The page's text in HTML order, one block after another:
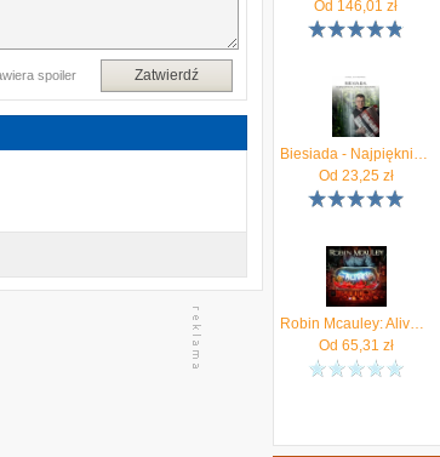
Zatwierdź
spoiler
Od 146,01 zł
Biesiada - Najpiękniejsze utwory biesiadne
Od 23,25zł
Robin Mcauley: Alive [CD]
Od 65,31 zł